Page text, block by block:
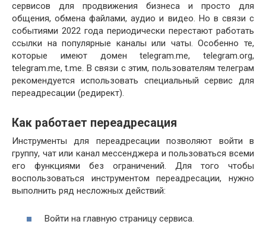
сервисов для продвижения бизнеса и просто для
общения, обмена файлами, аудио и видео. Но в связи с
событиями 2022 года периодически перестают работать
ссылки на популярные каналы или чаты. Особенно те,
которые имеют домен telegram.me, telegram.org,
telegram.me, t.me. В связи с этим, пользователям телеграм
рекомендуется использовать специальный сервис для
переадресации (редирект).
Как работает переадресация
Инструменты для переадресации позволяют войти в
группу, чат или канал мессенджера и пользоваться всеми
его функциями без ограничений. Для того чтобы
воспользоваться инструментом переадресации, нужно
выполнить ряд несложных действий:
Войти на главную страницу сервиса.